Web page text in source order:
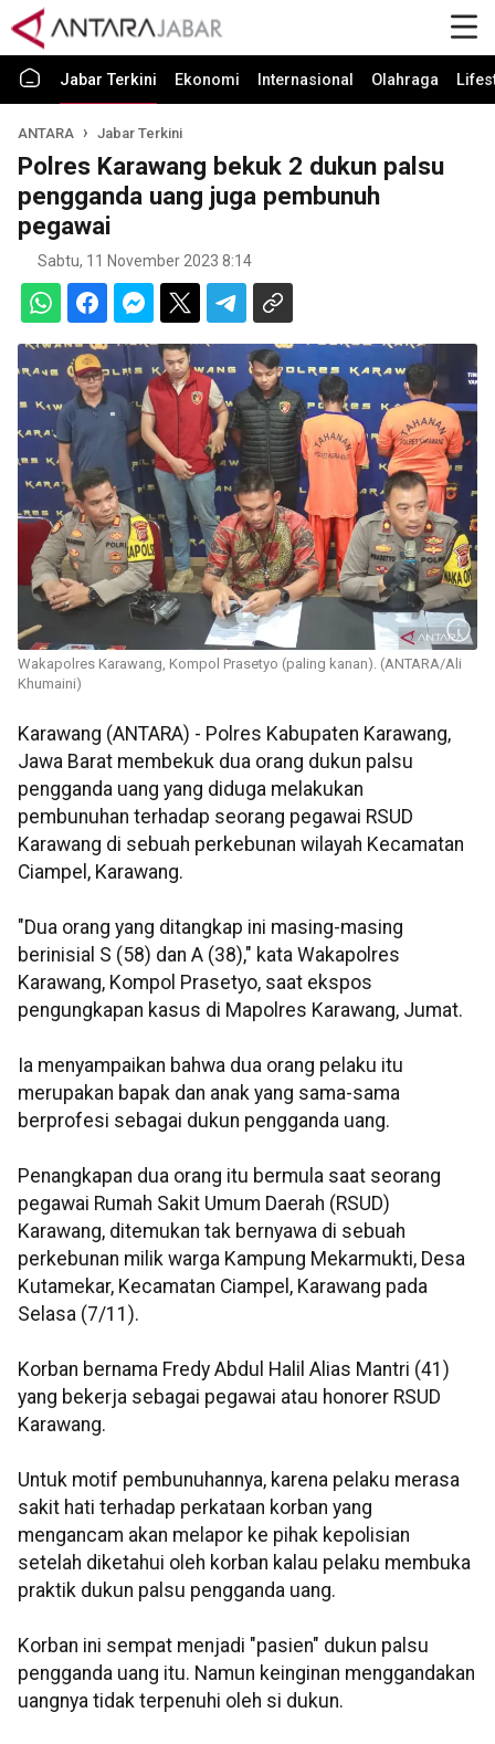
Jabar Terkini Ekonomi Internasional Olahraga
ANTARA Jabar Terkini
Polres Karawang bekuk 2 dukun palsu
pengganda uang juga pembunuh
pegawai
Sabtu, 11 November 2023 8:14
Wakapolres Karawang, Kompol Prasetyo (paling kanan). (ANTARA/Ali
Khumaini)
Karawang (ANTARA) - Polres Kabupaten Karawang,
Jawa Barat membekuk dua orang dukun palsu
pengganda uang yang diduga melakukan
pembunuhan terhadap seorang pegawai RSUD
Karawang di sebuah perkebunan wilayah Kecamatan
Ciampel, Karawang.
"Dua orang yang ditangkap ini masing-masing
berinisial S (58) dan A (38)," kata Wakapolres
Karawang, Kompol Prasetyo, saat ekspos
pengungkapan kasus di Mapolres Karawang, Jumat.
Ia menyampaikan bahwa dua orang pelaku itu
merupakan bapak dan anak yang sama-sama
berprofesi sebagai dukun pengganda uang.
Penangkapan dua orang itu bermula saat seorang
pegawai Rumah Sakit Umum Daerah (RSUD)
Karawang, ditemukan tak bernyawa di sebuah
perkebunan milik warga Kampung Mekarmukti, Desa
Kutamekar, Kecamatan Ciampel, Karawang pada
Selasa (7/11).
Korban bernama Fredy Abdul Halil Alias Mantri (41)
yang bekerja sebagai pegawai atau honorer RSUD
Karawang.
Untuk motif pembunuhannya, karena pelaku merasa
sakit hati terhadap perkataan korban yang
mengancam akan melapor ke pihak kepolisian
setelah diketahui oleh korban kalau pelaku membuka
praktik dukun palsu pengganda uang.
Korban ini sempat menjadi "pasien" dukun palsu
pengganda uang itu. Namun keinginan menggandakan
uangnya tidak terpenuhi oleh si dukun.